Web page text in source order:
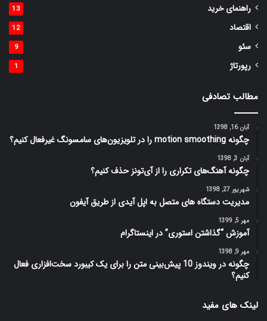
راهنمای خرید 13
اقتصاد 12
سئو 9
رپورتاژ 1
مطالب تصادفی
آبان 16, 1398
چگونه motion smoothing را در تلویزیون‌های سامسونگ غیر‌فعال کنیم؟
آبان 3, 1398
چگونه آهنگ‌های تکراری را از آی‌تونز حذف کنیم؟
شهریور 27, 1398
مدیریت دستگاه های متصل به اپل آیدی از طریق آیفون
مهر 5, 1399
آموزش “گذاشتن استوری” در اینستاگرام
مهر 9, 1398
چگونه در ویندوز 10 پیش‌بینی متن را برای یک کیبورد سخت‌افزاری فعال
کنیم؟
لینک های مفید